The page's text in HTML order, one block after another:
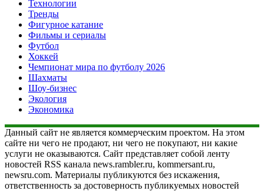
Технологии
Тренды
Фигурное катание
Фильмы и сериалы
Футбол
Хоккей
Чемпионат мира по футболу 2026
Шахматы
Шоу-бизнес
Экология
Экономика
Данный сайт не является коммерческим проектом. На этом
сайте ни чего не продают, ни чего не покупают, ни какие
услуги не оказываются. Сайт представляет собой ленту
новостей RSS канала news.rambler.ru, kommersant.ru,
newsru.com. Материалы публикуются без искажения,
ответственность за достоверность публикуемых новостей